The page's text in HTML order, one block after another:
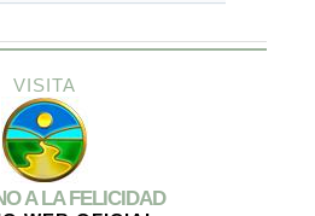
VISITA
A LA FELICIDAD